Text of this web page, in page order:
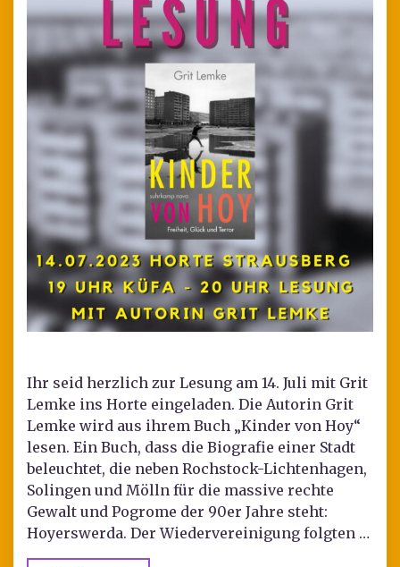
Ihr seid herzlich zur Lesung am 14. Juli mit Grit
Lemke ins Horte eingeladen. Die Autorin Grit
Lemke wird aus ihrem Buch „Kinder von Hoy“
lesen. Ein Buch, dass die Biografie einer Stadt
beleuchtet, die neben Rochstock-Lichtenhagen,
Solingen und Mölln für die massive rechte
Gewalt und Pogrome der 90er Jahre steht:
Hoyerswerda. Der Wiedervereinigung folgten …